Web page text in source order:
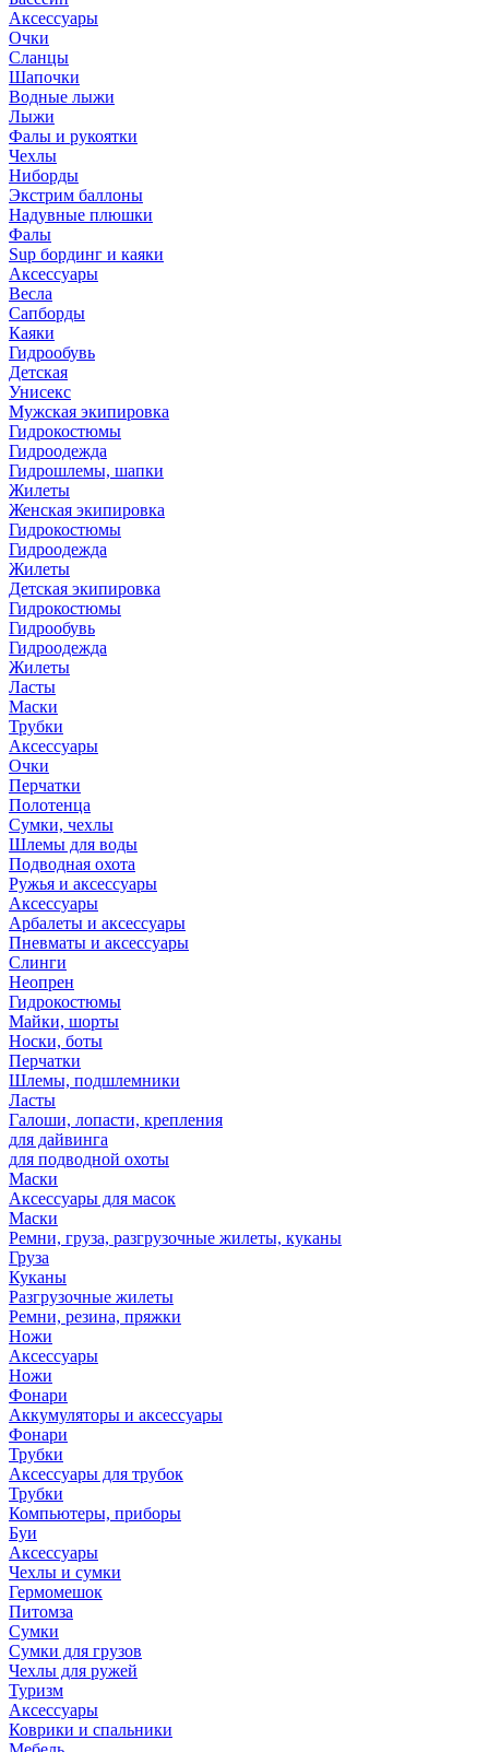
Аксессуары
Очки
Сланцы
Шапочки
Водные лыжи
Лыжи
Фалы и рукоятки
Чехлы
Ниборды
Экстрим баллоны
Надувные плюшки
Фалы
Sup бординг и каяки
Аксессуары
Весла
Сапборды
Каяки
Гидрообувь
Детская
Унисекс
Мужская экипировка
Гидрокостюмы
Гидроодежда
Гидрошлемы, шапки
Жилеты
Женская экипировка
Гидрокостюмы
Гидроодежда
Жилеты
Детская экипировка
Гидрокостюмы
Гидрообувь
Гидроодежда
Жилеты
Ласты
Маски
Трубки
Аксессуары
Очки
Перчатки
Полотенца
Сумки, чехлы
Шлемы для воды
Подводная охота
Ружья и аксессуары
Аксессуары
Арбалеты и аксессуары
Пневматы и аксессуары
Слинги
Неопрен
Гидрокостюмы
Майки, шорты
Носки, боты
Перчатки
Шлемы, подшлемники
Ласты
Галоши, лопасти, крепления
для дайвинга
для подводной охоты
Маски
Аксессуары для масок
Маски
Ремни, груза, разгрузочные жилеты, куканы
Груза
Куканы
Разгрузочные жилеты
Ремни, резина, пряжки
Ножи
Аксессуары
Ножи
Фонари
Аккумуляторы и аксессуары
Фонари
Трубки
Аксессуары для трубок
Трубки
Компьютеры, приборы
Буи
Аксессуары
Чехлы и сумки
Гермомешок
Питомза
Сумки
Сумки для грузов
Чехлы для ружей
Туризм
Аксессуары
Коврики и спальники